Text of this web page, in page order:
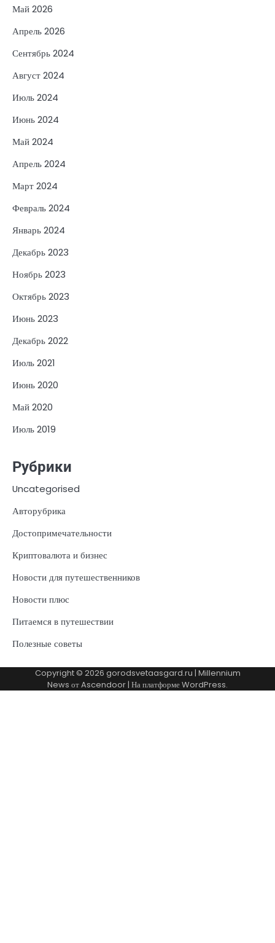
Май 2026
Апрель 2026
Сентябрь 2024
Август 2024
Июль 2024
Июнь 2024
Май 2024
Апрель 2024
Март 2024
Февраль 2024
Январь 2024
Декабрь 2023
Ноябрь 2023
Октябрь 2023
Июнь 2023
Декабрь 2022
Июль 2021
Июнь 2020
Май 2020
Июль 2019
Рубрики
Uncategorised
Авторубрика
Достопримечательности
Криптовалюта и бизнес
Новости для путешественников
Новости плюс
Питаемся в путешествии
Полезные советы
Copyright © 2026 gorodsvetaasgard.ru | Millennium
News отAscendoor | На платформеWordPress.